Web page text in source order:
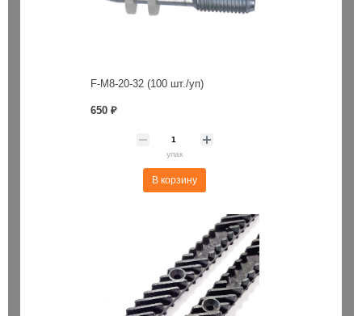
F-M8-20-32 (100 шт./уп)
650 ₽
упак
В корзину